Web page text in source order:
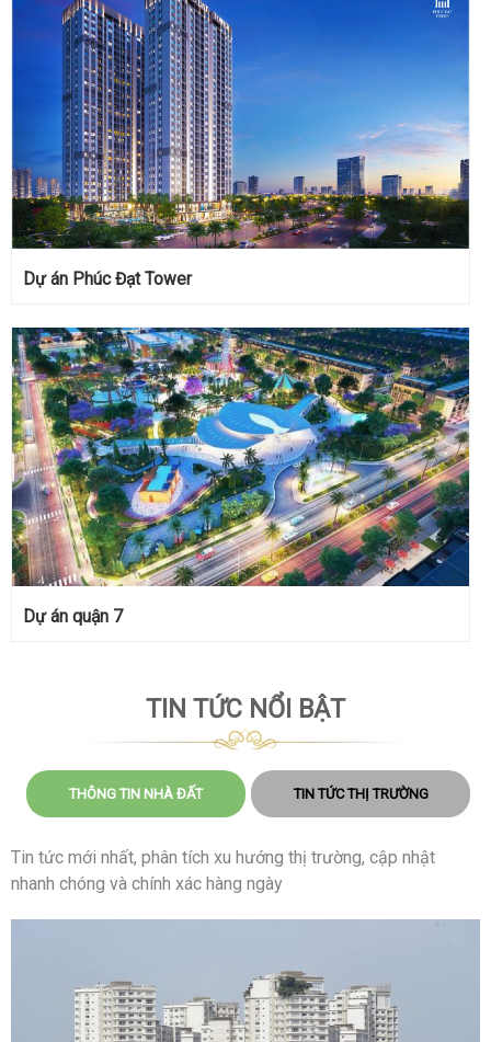
Dự án Phúc Đạt Tower
Dự án quận 7
TIN TỨC NỔI BẬT
THÔNG TIN NHÀ ĐẤT TIN TỨC THỊ TRƯỜNG
Tin tức mới nhất, phân tích xu hướng thị trường, cập nhật
nhanh chóng và chính xác hàng ngày